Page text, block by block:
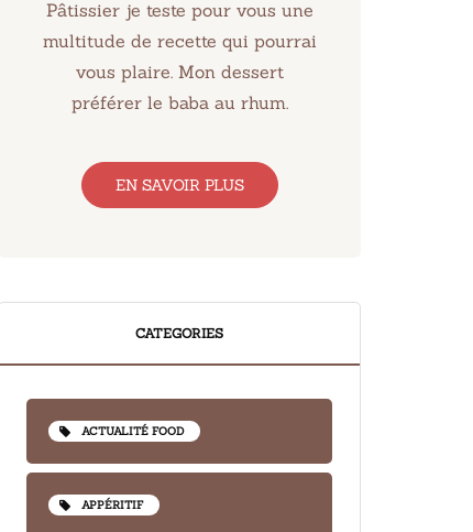
Pâtissier je teste pour vous une
multitude de recette qui pourrai
vous plaire. Mon dessert
préférer le baba au rhum.
EN SAVOIR PLUS
CATEGORIES
ACTUALITÉ FOOD
APPÉRITIF